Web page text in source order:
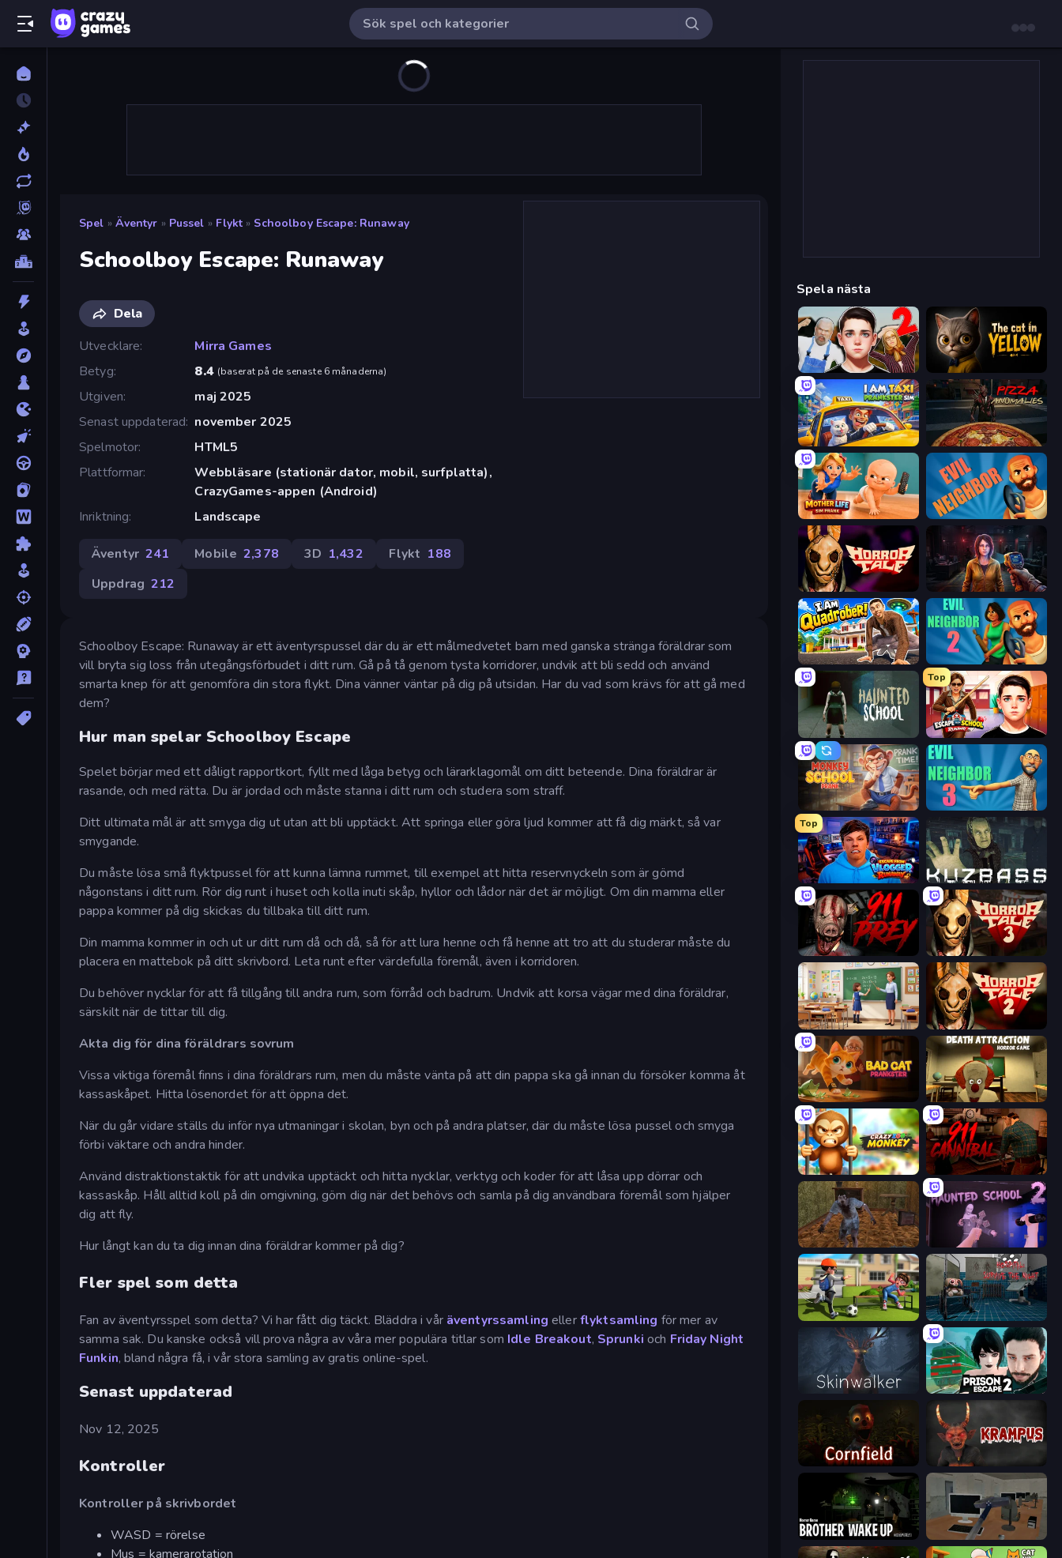
Spel » Äventyr » Pussel » Flykt » Schoolboy Escape: Runaway
Schoolboy Escape: Runaway
Dela
Utvecklare
Mirra Games
Betyg
8.4 (baserat på de senaste 6 månaderna)
Utgiven
maj 2025
Senast uppdaterad november 2025
Spelmotor
HTML5
Plattformar
Webbläsare (stationär dator, mobil, surfplatta),
CrazyGames-appen (Android)
Inriktning
Landscape
Äventyr 241 Mobile 2,378 3D 1,432 Flykt 188
Uppdrag 212
Schoolboy Escape: Runaway är ett äventyrspussel där du är ett målmedvetet barn med ganska stränga föräldrar som
vill bryta sig loss från utegångsförbudet i ditt rum. Gå på tå genom tysta korridorer, undvik att bli sedd och använd
smarta knep för att genomföra din stora flykt. Dina vänner väntar på dig på utsidan. Har du vad som krävs för att gå med
dem?
Hur man spelar Schoolboy Escape
Spelet börjar med ett dåligt rapportkort, fyllt med låga betyg och lärarklagomål om ditt beteende. Dina föräldrar är
rasande, och med rätta. Du är jordad och måste stanna i ditt rum och studera som straff.
Ditt ultimata mål är att smyga dig ut utan att bli upptäckt. Att springa eller göra ljud kommer att få dig märkt, så var
smygande.
Du måste lösa små flyktpussel för att kunna lämna rummet, till exempel att hitta reservnyckeln som är gömd
någonstans i ditt rum. Rör dig runt i huset och kolla inuti skåp, hyllor och lådor när det är möjligt. Om din mamma eller
pappa kommer på dig skickas du tillbaka till ditt rum.
Din mamma kommer in och ut ur ditt rum då och då, så för att lura henne och få henne att tro att du studerar måste du
placera en mattebok på ditt skrivbord. Leta runt efter värdefulla föremål, även i korridoren.
Du behöver nycklar för att få tillgång till andra rum, som förråd och badrum. Undvik att korsa vägar med dina föräldrar,
särskilt när de tittar till dig.
Akta dig för dina föräldrars sovrum
Vissa viktiga föremål finns i dina föräldrars rum, men du måste vänta på att din pappa ska gå innan du försöker komma åt
kassaskåpet. Hitta lösenordet för att öppna det.
När du går vidare ställs du inför nya utmaningar i skolan, byn och på andra platser, där du måste lösa pussel och smyga
förbi väktare och andra hinder.
Använd distraktionstaktik för att undvika upptäckt och hitta nycklar, verktyg och koder för att låsa upp dörrar och
kassaskåp. Håll alltid koll på din omgivning, göm dig när det behövs och samla på dig användbara föremål som hjälper
dig att fly.
Hur långt kan du ta dig innan dina föräldrar kommer på dig?
Fler spel som detta
Fan av äventyrsspel som detta? Vi har fått dig täckt. Bläddra i vår äventyrssamling ellerflyktsamling för mer av
samma sak. Du kanske också vill prova några av våra mer populära titlar som Idle Breakout, Sprunki och Friday Night
Funkin, bland några få, i vår stora samling av gratis online-spel.
Senast uppdaterad
Nov 12, 2025
Kontroller
Kontroller på skrivbordet
WASD = rörelse
Mus = kamerarotation
Spela nästa
Schoolboy Escape 2 The Cat in Yellow
I Am Taxi Prankster Sim Pizza Anomalies
Mother Life Simulator: Prank Evil Neighbor
Horror Tale Survival Zone Zombie Outbreak
I Am Quadrober! Evil Neighbor 2
Haunted School
Top
Escape from School: Runaway
Monkey School Prank Evil Neighbor 3
Top
Escape from Vlogger: Runaway Kuzbass Horror
911: Prey
High School Teacher Simulator
Bad Cat Prankster Death Attraction: Horror Game
Crazy Zoo Monkey 911: Cannibal
Creepy Granny Scream: Scary Freddy Haunted School 2
The Prank King Hospital: Survive the Night
Skinwalker Prison Escape 2
Cornfield Krampus
Brother Wake Up Office Horror Story